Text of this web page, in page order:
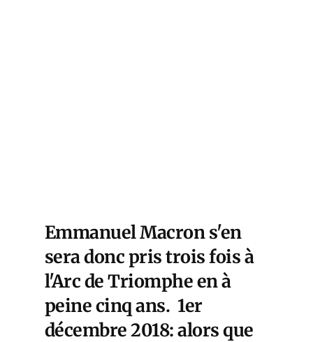
Emmanuel Macron s'en
sera donc pris trois fois à
l'Arc de Triomphe en à
peine cinq ans. 1er
décembre 2018: alors que